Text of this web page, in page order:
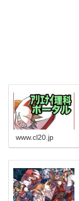
www.cl20.jp